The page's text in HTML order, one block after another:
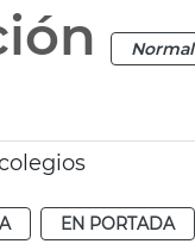
Normal
EN PORTADA